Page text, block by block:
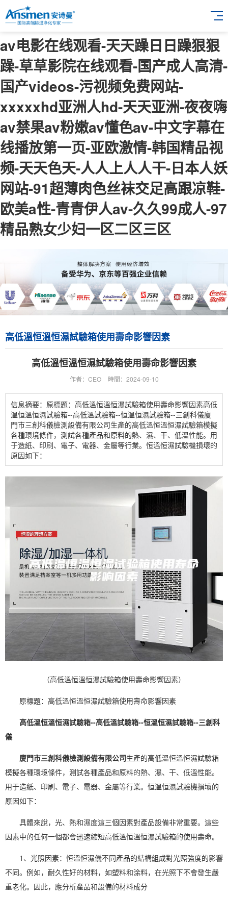
av电影在线观看-天天躁日日躁狠狠
躁-草草影院在线观看-国产成人高清-
国产videos-污视频免费网站-
xxxxxhd亚洲人hd-天天亚洲-夜夜嗨
av禁果av粉嫩av懂色av-中文字幕在
线播放第一页-亚欧激情-韩国精品视
频-天天色天-人人上人人干-日本人妖
网站-91超薄肉色丝袜交足高跟凉鞋-
欧美a性-青青伊人av-久久99成人-97
精品熟女少妇一区二区三区
高低溫恒溫恒濕試驗箱使用壽命影響因素
高低溫恒溫恒濕試驗箱使用壽命影響因素
作者：CEO 時間：2024-09-10
信息摘要：原標題：高低溫恒溫恒濕試驗箱使用壽命影響因素高低
溫恒溫恒濕試驗箱--高低溫試驗箱--恒溫恒濕試驗箱--三創科儀廈
門市三創科儀檢測設備有限公司生產的高低溫恒溫恒濕試驗箱模擬
各種環境條件，測試各種產品和原料的熱、濕、干、低溫性能。用
于造紙、印刷、電子、電器、金屬等行業。恒溫恒濕試驗機損壞的
原因如下：
（高低溫恒溫恒濕試驗箱使用壽命影響因素）
原標題：高低溫恒溫恒濕試驗箱使用壽命影響因素
高低溫恒溫恒濕試驗箱--高低溫試驗箱--恒溫恒濕試驗箱--三創科
儀
廈門市三創科儀檢測設備有限公司生產的高低溫恒溫恒濕試驗箱
模擬各種環境條件，測試各種產品和原料的熱、濕、干、低溫性能。
用于造紙、 印刷、電子、 電器、金屬等行業。恒溫恒濕試驗機損壞的
原因如下：
具體來說，光、熱和濕度這三個因素對產品設備非常重要。這些
因素中的任何一個都會迅速縮短高低溫恒溫恒濕試驗箱的使用壽命。
1、光照因素：恒溫恒濕儀不同產品的結構組成對光照強度的影響
不同。例如，耐久性好的材料，如塑料和涂料，在光照下不會發生嚴
重老化。因此，應分析產品和設備的材料成分